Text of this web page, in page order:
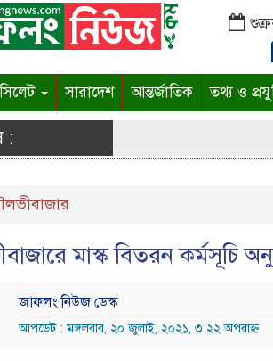
সিলেট সারাদেশ আন্তর্জাতিক তথ্য ও
:
মাস্ক বিতরন কর্মসূচি
জাফলং নিউজ ডেস্ক
আপডেট : মঙ্গলবার, ২০ জুলাই, ২০২১, ৩:২২ অপরাহ্ন